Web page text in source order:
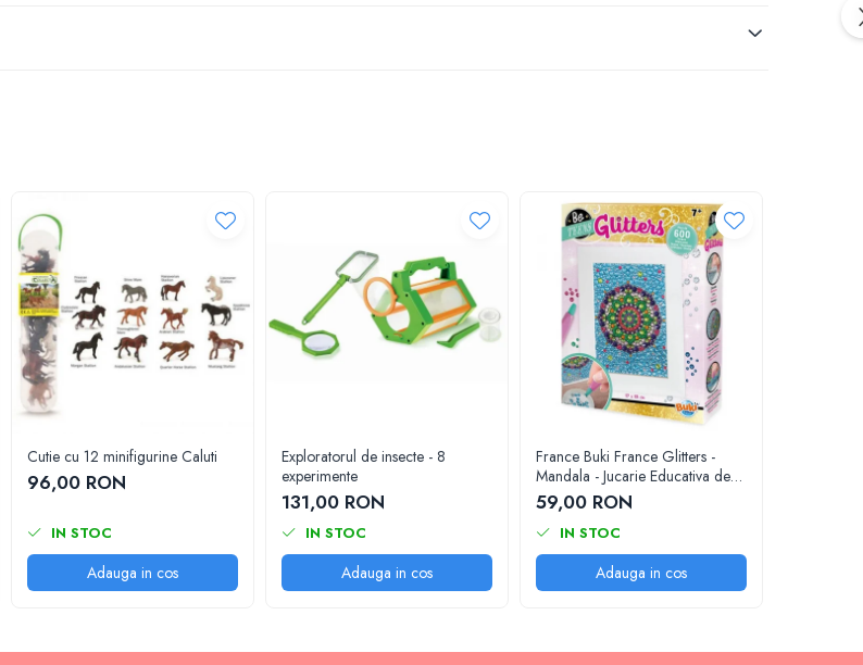
Cutie cu 12 minifigurine Caluti
96,00 RON
IN STOC
Adauga in cos
Exploratorul de insecte - 8
experimente
131,00 RON
IN STOC
Adauga in cos
France Buki France Glitters -
Mandala - Jucarie Educativa de
inalta calitate pentru copii
59,00 RON
IN STOC
Adauga in cos